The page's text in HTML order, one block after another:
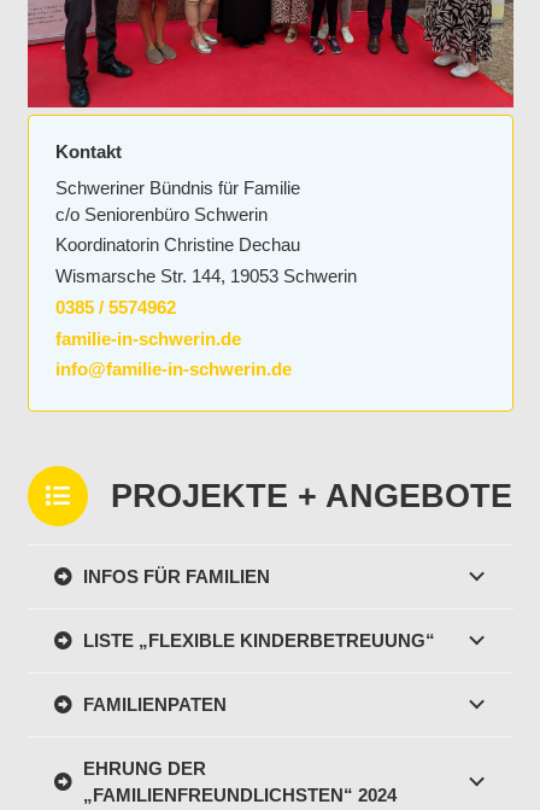
Kontakt
Schweriner Bündnis für Familie
c/o Seniorenbüro Schwerin
Koordinatorin Christine Dechau
Wismarsche Str. 144, 19053 Schwerin
0385 / 5574962
familie-in-schwerin.de
info@familie-in-schwerin.de
PROJEKTE + ANGEBOTE
INFOS FÜR FAMILIEN
LISTE „FLEXIBLE KINDERBETREUUNG“
FAMILIENPATEN
EHRUNG DER
„FAMILIENFREUNDLICHSTEN“ 2024